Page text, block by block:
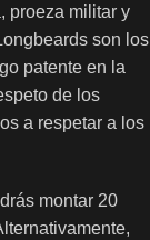
proeza militar y
son los
patente en la
de los
a respetar a los
montar 20